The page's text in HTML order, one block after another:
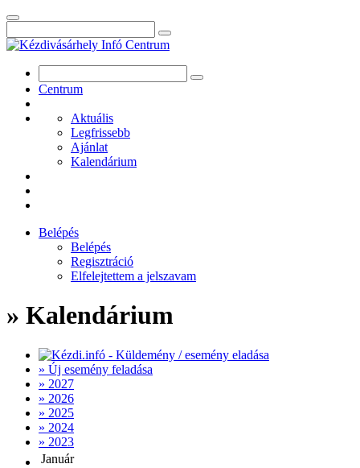
Centrum
Aktuális
Legfrissebb
Ajánlat
Kalendárium
Belépés
Belépés
Regisztráció
Elfelejtettem a jelszavam
» Kalendárium
» Új esemény feladása
» 2027
» 2026
» 2025
» 2024
» 2023
Január